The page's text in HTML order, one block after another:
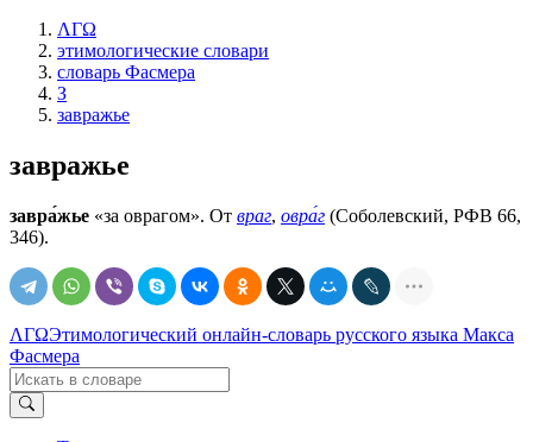
ΛΓΩ
этимологические словари
словарь Фасмера
З
завражье
завражье
завра́жье «за оврагом». От враг, овра́г (Соболевский, РФВ 66,
346).
ΛΓΩЭтимологический онлайн-словарь русского языка Макса
Фасмера